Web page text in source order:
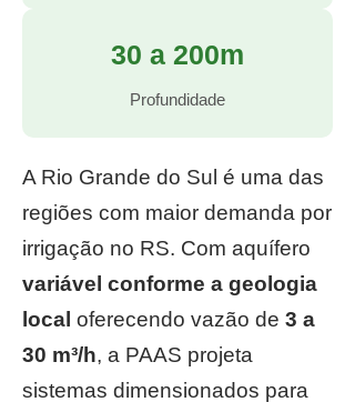
30 a 200m
Profundidade
A Rio Grande do Sul é uma das
regiões com maior demanda por
irrigação no RS. Com aquífero
variável conforme a geologia
local oferecendo vazão de 3 a
30 m³/h, a PAAS projeta
sistemas dimensionados para